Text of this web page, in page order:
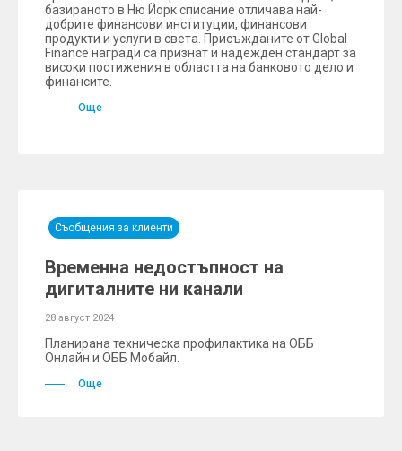
базираното в Ню Йорк списание отличава най-
добрите финансови институции, финансови
продукти и услуги в света. Присъжданите от Global
Finance награди са признат и надежден стандарт за
високи постижения в областта на банковото дело и
финансите.
Още
Съобщения за клиенти
Временна недостъпност на
дигиталните ни канали
28 август 2024
Планирана техническа профилактика на ОББ
Онлайн и ОББ Мобайл.
Още